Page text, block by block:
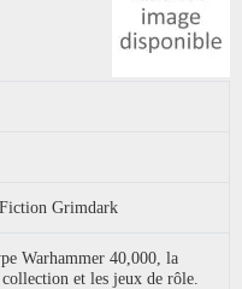
Grimdark
Warhammer 40,000, la
et les jeux de rôle.